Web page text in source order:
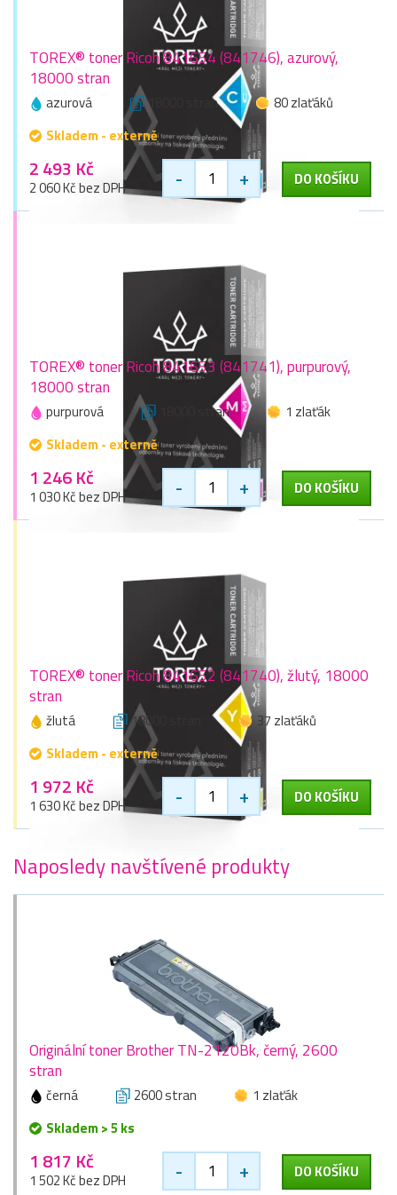
TOREX® toner Ricoh 841654 (841746), azurový,
18000 stran
azurová 18000 stran
80 zlaťáků
Skladem - externě
2 493 Kč
2 060 Kč bez DPH - + DO KOŠÍKU
TOREX® toner Ricoh 841653 (841741), purpurový,
18000 stran
purpurová 18000 stran
1 zlaťák
Skladem - externě
1 246 Kč
1 030 Kč bez DPH - + DO KOŠÍKU
TOREX® toner Ricoh 841652 (841740), žlutý, 18000
stran
žlutá 18000 stran
37 zlaťáků
Skladem - externě
1 972 Kč
1 630 Kč bez DPH - + DO KOŠÍKU
Naposledy navštívené produkty
Originální toner Brother TN-2120Bk, černý, 2600
stran
černá 2600 stran
1 zlaťák
Skladem > 5 ks
1 817 Kč
1 502 Kč bez DPH - + DO KOŠÍKU